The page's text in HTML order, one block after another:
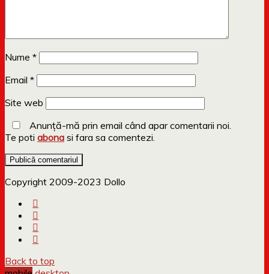
Nume *
Email *
Site web
Anunță-mă prin email când apar comentarii noi.
Te poti abona si fara sa comentezi.
Copyright 2009-2023 Dollo
Back to top